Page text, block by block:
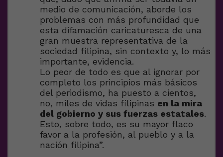
medio de comunicación, aborde los
problemas con más profundidad que
esta difamación caricaturesca de una
gran muestra representativa de la
sociedad filipina, sin contexto y, lo más
importante, evidencia.
Lo peor de todo es que al ignorar por
completo los principios más básicos
del periodismo, ha puesto a cientos,
no, miles de vidas filipinas en la mira
del gobierno y sus fuerzas estatales.
Esto, sobre todo, es su mayor flaco
favor a la profesión, al pueblo y a la
nación filipina”.